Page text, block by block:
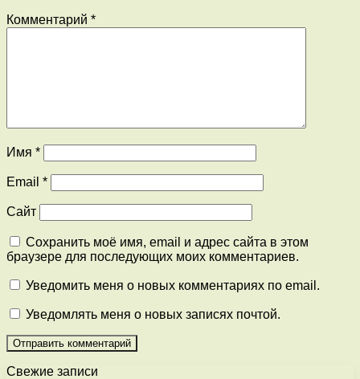
Комментарий *
Имя *
Email *
Сайт
Сохранить моё имя, email и адрес сайта в этом
браузере для последующих моих комментариев.
Уведомить меня о новых комментариях по email.
Уведомлять меня о новых записях почтой.
Свежие записи